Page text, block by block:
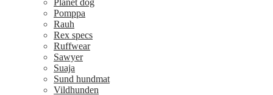
Planet dog
Pomppa
Rauh
Rex specs
Ruffwear
Sawyer
Suaja
Sund hundmat
Vildhunden